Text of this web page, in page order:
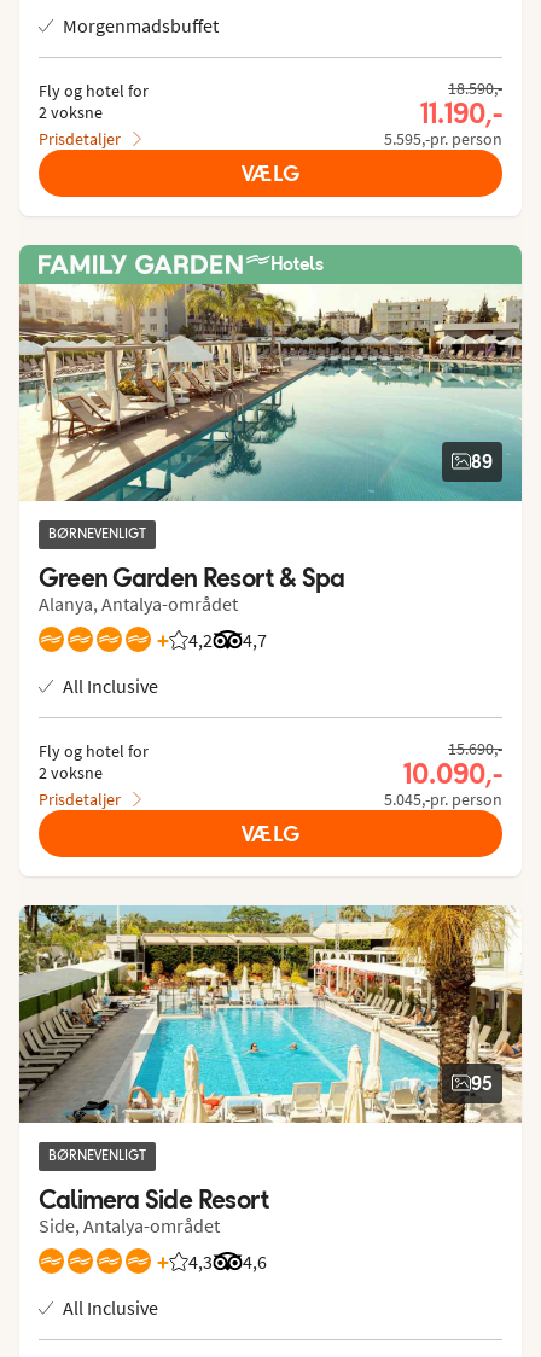
Morgenmadsbuffet
Fly og hotel for
2 voksne
Prisdetaljer
18.590,-
11.190,-
5.595,-pr. person
VÆLG
Hotels
89
BØRNEVENLIGT
Green Garden Resort & Spa
Alanya, Antalya-området
+ 4,2
Bedømmelse fra Spies gæster: 4.235/5
4,7
Bedømmelse fra Tripadvisor: 4.7 of 5
All Inclusive
Fly og hotel for
2 voksne
Prisdetaljer
15.690,-
10.090,-
5.045,-pr. person
VÆLG
95
BØRNEVENLIGT
Calimera Side Resort
Side, Antalya-området
+ 4,3
Bedømmelse fra Spies gæster: 4.258/5
4,6
Bedømmelse fra Tripadvisor: 4.6 of 5
All Inclusive